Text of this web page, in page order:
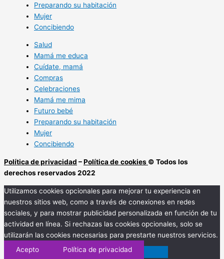
Preparando su habitación
Mujer
Concibiendo
Salud
Mamá me educa
Cuídate, mamá
Compras
Celebraciones
Mamá me mima
Futuro bebé
Preparando su habitación
Mujer
Concibiendo
Política de privacidad –Política de cookies © Todos los
derechos reservados 2022
Utilizamos cookies opcionales para mejorar tu experiencia en
nuestros sitios web, como a través de conexiones en redes
sociales, y para mostrar publicidad personalizada en función de tu
actividad en línea. Si rechazas las cookies opcionales, solo se
utilizarán las cookies necesarias para prestarte nuestros servicios.
Acepto
Política de privacidad